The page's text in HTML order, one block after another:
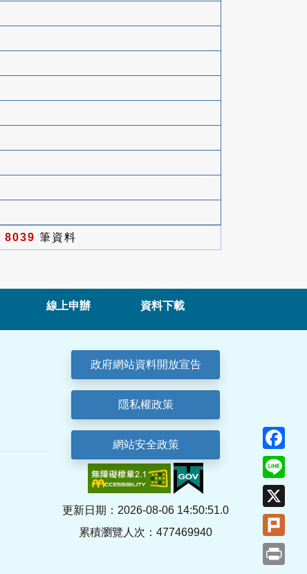
8039 筆資料
線上申辦 資料下載
政府網站資料開放宣告
隱私權政策
網站安全政策
更新日期：2026-08-06 14:50:51.0
累積瀏覽人次：477469940